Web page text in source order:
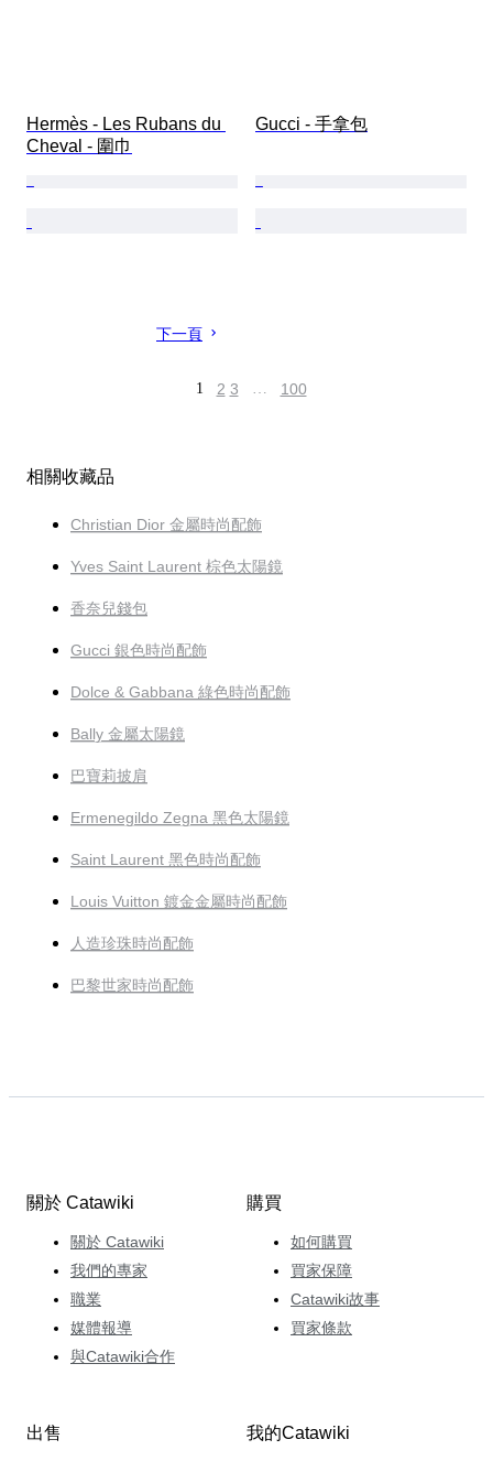
Hermès - Les Rubans du
Cheval - 圍巾
Gucci - 手拿包
下一頁
1 2 3 … 100
相關收藏品
Christian Dior 金屬時尚配飾
Yves Saint Laurent 棕色太陽鏡
香奈兒錢包
Gucci 銀色時尚配飾
Dolce & Gabbana 綠色時尚配飾
Bally 金屬太陽鏡
巴寶莉披肩
Ermenegildo Zegna 黑色太陽鏡
Saint Laurent 黑色時尚配飾
Louis Vuitton 鍍金金屬時尚配飾
人造珍珠時尚配飾
巴黎世家時尚配飾
關於 Catawiki
關於 Catawiki
我們的專家
職業
媒體報導
與Catawiki合作
購買
如何購買
買家保障
Catawiki故事
買家條款
出售 我的Catawiki